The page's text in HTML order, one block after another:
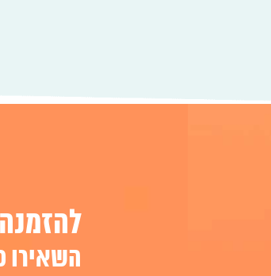
להזמנה
השאירו